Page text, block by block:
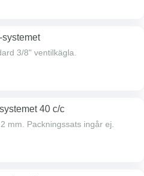
3/8" ventilkägla.
40 c/c
mm. Packningssats ingår ej.